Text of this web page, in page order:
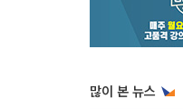
많이 본 뉴스